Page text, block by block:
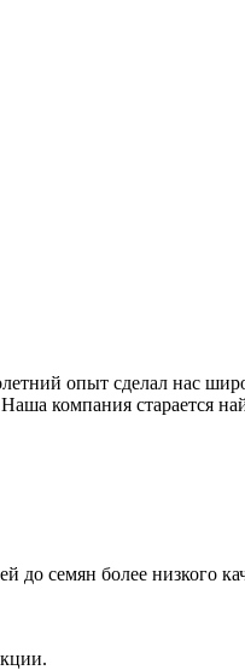
опыт сделал нас
компания старается
семян более низкого